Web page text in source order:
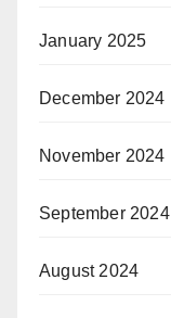
January 2025
December 2024
November 2024
September 2024
August 2024